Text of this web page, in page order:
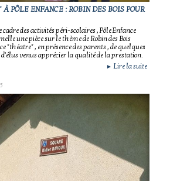
PÔLE ENFANCE : ROBIN DES BOIS POUR
des activités péri-scolaires , Pôle Enfance
une pièce sur le thème de Robin des Bois
"théatre" , en présence des parents , de quelques
d'élus venus apprécier la qualité de la prestation.
► Lire la suite